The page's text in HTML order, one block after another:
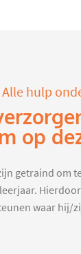
Alle hulp
op
getraind om
waar hij/